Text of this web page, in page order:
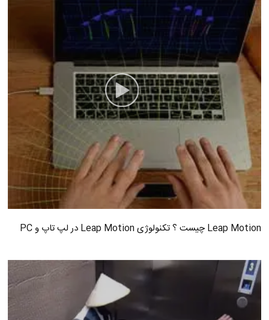
Leap Motion چیست ؟ تکنولوژی Leap Motion در لپ تاپ و PC